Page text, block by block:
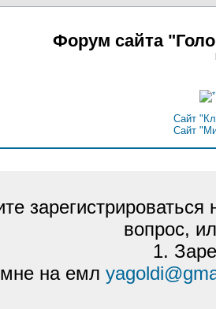
Форум сайта
Сайт
Сайт
вопрос,
1.
на емл